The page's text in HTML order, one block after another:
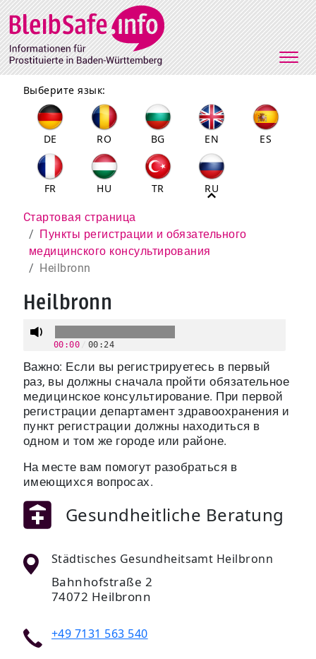
Direkt zum Inhalt
Выберите язык:
DE RO BG EN ES
FR HU TR RU
Pfadnavigation
Cтартовая страница
Пункты регистрации и обязательного
медицинского консультирования
Heilbronn
Heilbronn
00:00 00:24
Важно: Если вы регистрируетесь в первый
раз, вы должны сначала пройти обязательное
медицинское консультирование. При первой
регистрации департамент здравоохранения и
пункт регистрации должны находиться в
одном и том же городе или районе.
На месте вам помогут разобраться в
имеющихся вопросах.
Gesundheitliche Beratung
Städtisches Gesundheitsamt Heilbronn
Bahnhofstraße 2
74072 Heilbronn
+49 7131 563 540